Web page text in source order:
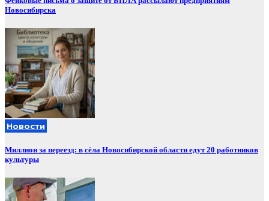
Новосибирска
Новости
Миллион за переезд: в сёла Новосибирской области едут 20 работников
культуры